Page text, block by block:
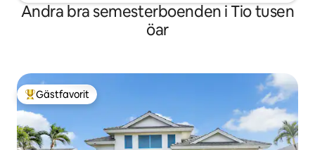
Andra bra semesterboenden i Tio tusen
öar
Populär gästfavorit
Gästfavorit